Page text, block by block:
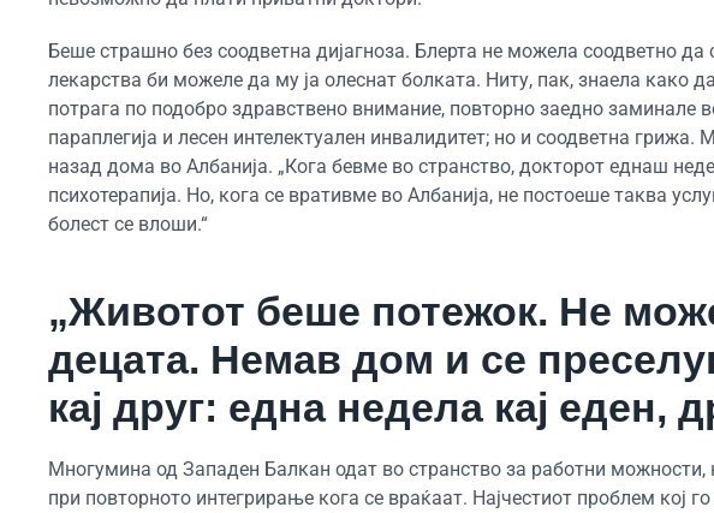
Беше страшно без соодветна дијагноза. Блерта не можела соодветно да
лекарства би можеле да му ја олеснат болката. Ниту, пак, знаела како
потрага по подобро здравствено внимание, повторно заедно заминале
параплегија и лесен интелектуален инвалидитет; но и соодветна
назад дома во Албанија. „Кога бевме во странство, докторот еднаш
психотерапија. Но, кога се вративме во Албанија, не постоеше таква
болест се влоши.“
„Животот беше потежок. Не
децата. Немав дом и се
кај друг: една недела кај еден,
Многумина од Западен Балкан одат во странство за работни можности,
при повторното интегрирање кога се враќаат. Најчестиот проблем кој